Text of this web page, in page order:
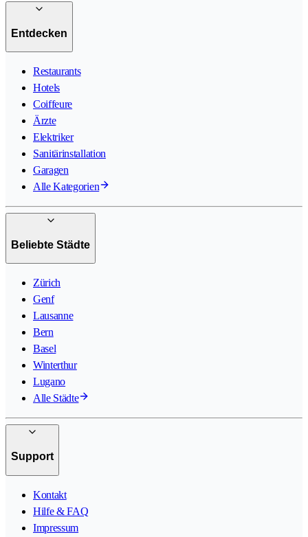
Entdecken
Restaurants
Hotels
Coiffeure
Ärzte
Elektriker
Sanitärinstallation
Garagen
Alle Kategorien
Beliebte Städte
Zürich
Genf
Lausanne
Bern
Basel
Winterthur
Lugano
Alle Städte
Support
Kontakt
Hilfe & FAQ
Impressum